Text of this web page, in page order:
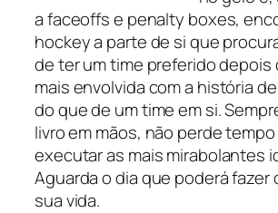
afaceoffse penalty boxes,
hockey a parte de si que
de ter um time preferido depois
mais envolvida com a história
do que de um time em si.
livro em mãos, não perde
executar as mais mirabolantes
Aguarda o dia que poderá fazer
sua vida.